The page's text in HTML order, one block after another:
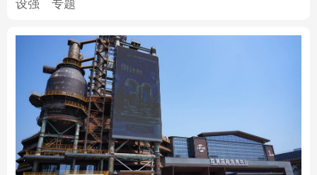
地方频道
北京 天津
辽宁 吉林 上海 江苏
设强
专题